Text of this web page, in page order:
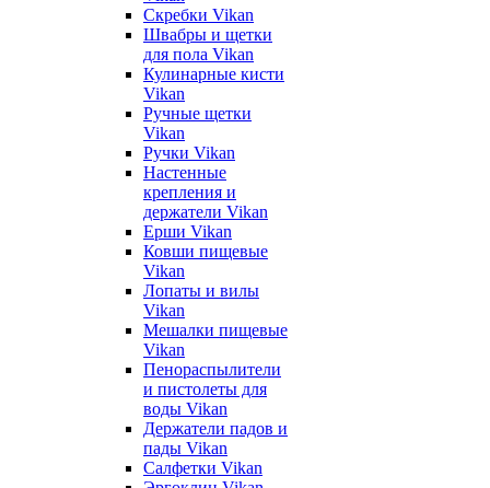
Скребки Vikan
Швабры и щетки
для пола Vikan
Кулинарные кисти
Vikan
Ручные щетки
Vikan
Ручки Vikan
Настенные
крепления и
держатели Vikan
Ерши Vikan
Ковши пищевые
Vikan
Лопаты и вилы
Vikan
Мешалки пищевые
Vikan
Пенораспылители
и пистолеты для
воды Vikan
Держатели падов и
пады Vikan
Салфетки Vikan